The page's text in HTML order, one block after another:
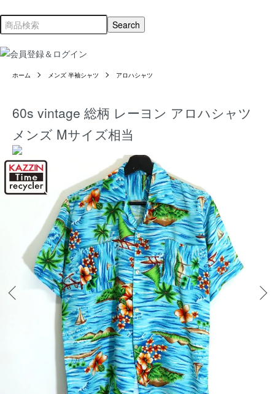
ホーム メンズ 半袖シャツ アロハシャツ
60s vintage 総柄 レーヨン アロハシャツ
メンズ Mサイズ相当